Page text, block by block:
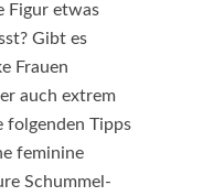
Figur etwas
Gibt es
Frauen
auch extrem
folgenden Tipps
feminine
Schummel-